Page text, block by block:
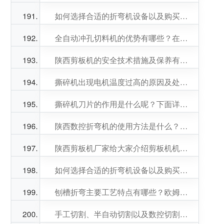
如何选择合适的折弯机设备以及购买数控折弯机的准备工作是什么？
全自动冲孔切料机的优势有哪些？在操作过程中应该有哪些处理标准?
陕西剪板机的安全技术措施及保养有哪些？数控剪板机的维护方法是怎么样的？
撕碎机出现电机温度过高的原因及处理方法，下面的内容中有具体方法
撕碎机刀片的作用是什么呢？下面详细介绍撕碎机中心部件刀片的重要性及其标准
陕西数控折弯机的使用方法是什么？怎样挑选数控折弯机？
陕西剪板机厂家给大家介绍剪板机机械的功能
如何选择合适的折弯机设备以及购买数控折弯机的准备工作是什么？
刨槽折弯主要工艺特点有哪些？欧姆小编告诉你~
手工切割、半自动切割以及数控切割机都有哪些特点？